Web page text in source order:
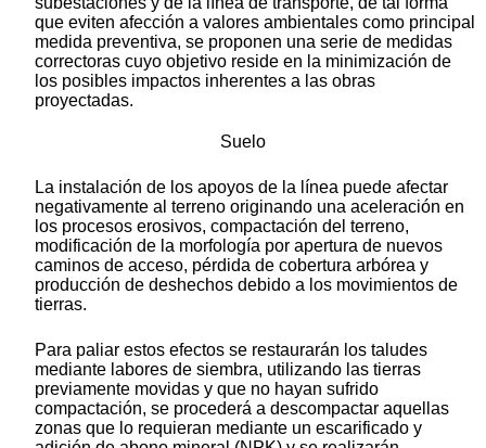
que eviten afección a valores ambientales como principal
medida preventiva, se proponen una serie de medidas
correctoras cuyo objetivo reside en la minimización de
los posibles impactos inherentes a las obras
proyectadas.
Suelo
La instalación de los apoyos de la línea puede afectar
negativamente al terreno originando una aceleración en
los procesos erosivos, compactación del terreno,
modificación de la morfología por apertura de nuevos
caminos de acceso, pérdida de cobertura arbórea y
producción de deshechos debido a los movimientos de
tierras.
Para paliar estos efectos se restaurarán los taludes
mediante labores de siembra, utilizando las tierras
previamente movidas y que no hayan sufrido
compactación, se procederá a descompactar aquellas
zonas que lo requieran mediante un escarificado y